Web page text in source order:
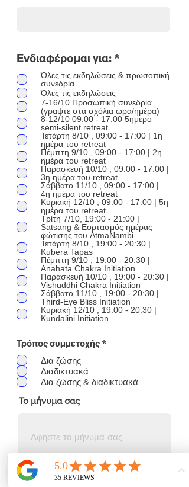
Ενδιαφέρομαι για: *
π
α
τ
ε
ί
τ
α
Όλες τις εκδηλώσεις & πρωσοπική
συνεδρία
Όλες τις εκδηλώσεις
7-16/10 Προσωπική συνεδρία
(γραψτε στα σχόλια ώρα/ημέρα)
8-12/10 09:00 - 17:00 5ημερο
semi-silent retreat
Τετάρτη 8/10 , 09:00 - 17:00 | 1η
ημέρα του retreat
Πέμπτη 9/10 , 09:00 - 17:00 | 2η
ημέρα του retreat
Παρασκευή 10/10 , 09:00 - 17:00 |
3η ημέρα του retreat
Σάββατο 11/10 , 09:00 - 17:00 |
4η ημέρα του retreat
Κυριακή 12/10 , 09:00 - 17:00 | 5η
ημέρα του retreat
Τρίτη 7/10, 19:00 - 21:00 |
Satsang & Εορτασμός ημέρας
φώτισης του AtmaNambi
Τετάρτη 8/10 , 19:00 - 20:30 |
Kubera Tapas
Πέμπτη 9/10 , 19:00 - 20:30 |
Anahata Chakra Initiation
Παρασκευή 10/10 , 19:00 - 20:30 |
Vishuddhi Chakra Initiation
Σάββατο 11/10 , 19:00 - 20:30 |
Third-Eye Bliss Initiation
Κυριακή 12/10 , 19:00 - 20:30 |
Kundalini Initiation
Τρόπος συμμετοχής *
τ
ε
Δια ζώσης
Διαδικτυακά
Δια ζώσης & διαδικτυακά
Το μήνυμα σας